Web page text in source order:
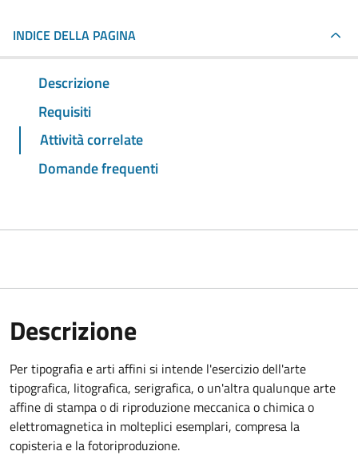
INDICE DELLA PAGINA
Descrizione
Requisiti
Attività correlate
Domande frequenti
Descrizione
Per tipografia e arti affini si intende l'esercizio dell'arte
tipografica, litografica, serigrafica, o un'altra qualunque arte
affine di stampa o di riproduzione meccanica o chimica o
elettromagnetica in molteplici esemplari, compresa la
copisteria e la fotoriproduzione.